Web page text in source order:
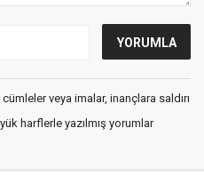
veya imalar, inançlara saldırı
harflerle yazılmış yorumlar